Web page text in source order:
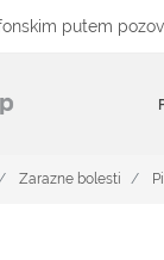
putem
Zarazne bolesti